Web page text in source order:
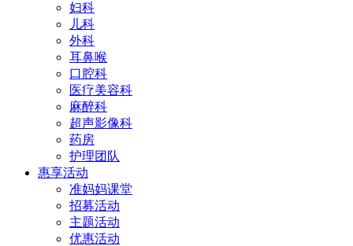
妇科
儿科
外科
耳鼻喉
口腔科
医疗美容科
麻醉科
超声影像科
药房
护理团队
惠享活动
准妈妈课堂
招募活动
主题活动
优惠活动